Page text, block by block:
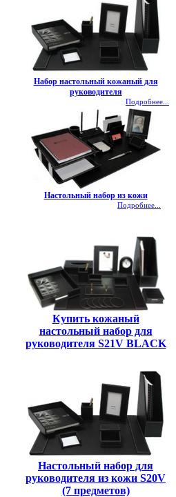
Набор настольный кожаный для
руководителя
Подробнее...
Настольный набор из кожи
Подробнее...
Купить кожаный
настольный набор для
руководителя S21V BLACK
Настольный набор для
руководителя из кожи S20V
(7 предметов)